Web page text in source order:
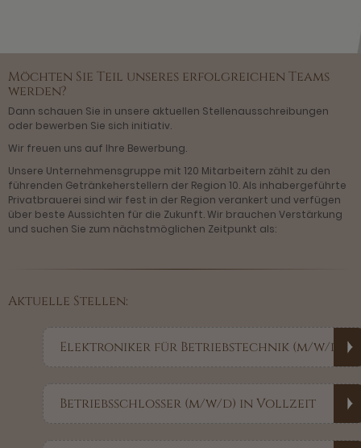
Möchten Sie Teil unseres erfolgreichen Teams
werden?
Dann schauen Sie in unsere aktuellen Stellenausschreibungen
oder bewerben Sie sich initiativ.
Wir freuen uns auf Ihre Bewerbung.
Unsere Unternehmensgruppe mit 120 Mitarbeitern zählt zu den
führenden Getränkeherstellern der Region 10. Als inhabergeführte
Privatbrauerei sind wir fest in der Region verankert und verfügen
über beste Aussichten für die Zukunft. Wir brauchen Verstärkung
und suchen Sie zum nächstmöglichen Zeitpunkt als:
Aktuelle Stellen:
Elektroniker für Betriebstechnik (m/w/d)
Betriebsschlosser (m/w/d) in Vollzeit